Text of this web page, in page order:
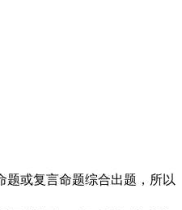
或复言命题综合出题，所以